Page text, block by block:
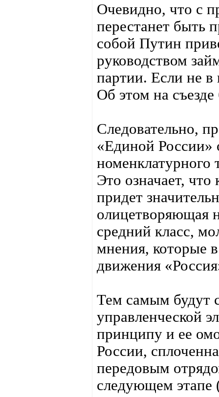
Очевидно, что с
перестанет быть
собой Путин
руководством
партии. Если не в
Об этом на
Следовательно,
«Единой России»
номенклатурного
Это означает,
придет
олицетворяющая
средний класс,
мнения, которые
движения
Тем самым будут
управленческой
принципу и ее
России,
передовым
следующем этапе